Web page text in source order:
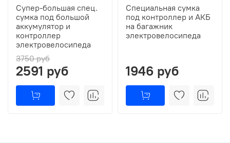
Супер-большая спец.
сумка под большой
аккумулятор и
контроллер
электровелосипеда
3750 руб
2591 руб
Специальная сумка
под контроллер и АКБ
на багажник
электровелосипеда
1946 руб